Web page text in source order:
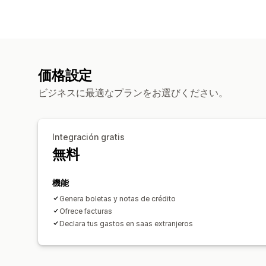
価格設定
ビジネスに最適なプランをお選びください。
Integración gratis
無料
機能
Genera boletas y notas de crédito
Ofrece facturas
Declara tus gastos en saas extranjeros